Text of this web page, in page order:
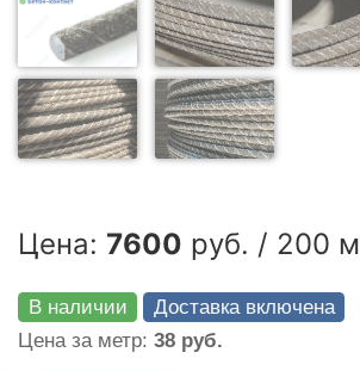
Цена: 7600 руб. / 200 м
В наличии
Доставка включена
Цена за метр: 38 руб.